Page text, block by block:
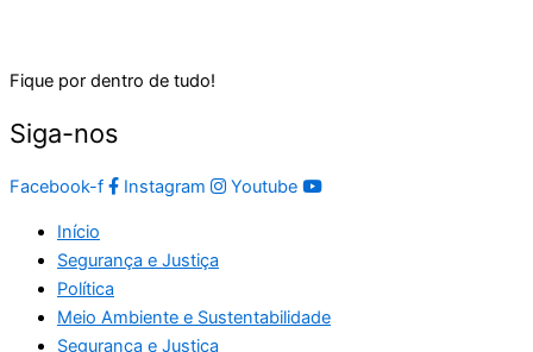
Fique por dentro de tudo!
Siga-nos
Facebook-f Instagram Youtube
Início
Segurança e Justiça
Política
Meio Ambiente e Sustentabilidade
Segurança e Justiça